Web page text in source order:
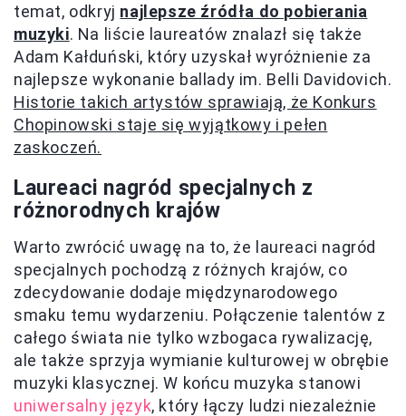
temat, odkryj najlepsze źródła do pobierania
muzyki. Na liście laureatów znalazł się także
Adam Kałduński, który uzyskał wyróżnienie za
najlepsze wykonanie ballady im. Belli Davidovich.
Historie takich artystów sprawiają, że Konkurs
Chopinowski staje się wyjątkowy i pełen
zaskoczeń.
Laureaci nagród specjalnych z
różnorodnych krajów
Warto zwrócić uwagę na to, że laureaci nagród
specjalnych pochodzą z różnych krajów, co
zdecydowanie dodaje międzynarodowego
smaku temu wydarzeniu. Połączenie talentów z
całego świata nie tylko wzbogaca rywalizację,
ale także sprzyja wymianie kulturowej w obrębie
muzyki klasycznej. W końcu muzyka stanowi
uniwersalny język, który łączy ludzi niezależnie